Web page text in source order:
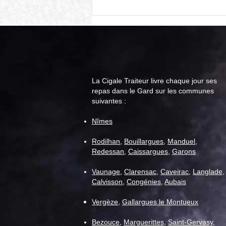
senior" pour la semaine du 11
La Cigale Traiteur livre chaque jour ses
repas dans le Gard sur les communes
suivantes :
Nîmes
Rodilhan Bouillargues Manduel
Redessan Caissargues Garons
Vaunage Clarensac Caveirac Langlade
Calvisson Congénies Aubais
Vergèze Gallargues le Montueux
Bezouce Marguerittes Saint-Gervasy,